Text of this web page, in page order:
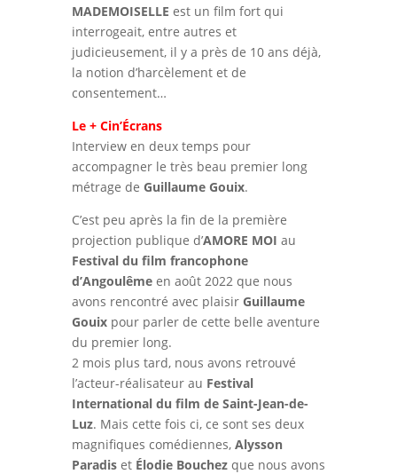
MADEMOISELLE est un film fort qui
interrogeait, entre autres et
judicieusement, il y a près de 10 ans déjà,
la notion d’harcèlement et de
consentement…
Le + Cin’Écrans
Interview en deux temps pour
accompagner le très beau premier long
métrage de Guillaume Gouix.
C’est peu après la fin de la première
projection publique d’AMORE MOI au
Festival du film francophone
d’Angoulêmeen août 2022 que nous
avons rencontré avec plaisir Guillaume
Gouixpour parler de cette belle aventure
du premier long.
2 mois plus tard, nous avons retrouvé
l’acteur-réalisateur au Festival
International du film de Saint-Jean-de-
Luz. Mais cette fois ci, ce sont ses deux
magnifiques comédiennes, Alysson
Paradiset Élodie Bouchezque nous avons